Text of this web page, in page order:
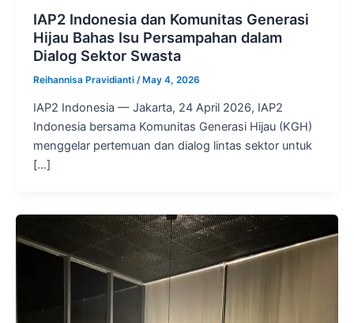
IAP2 Indonesia dan Komunitas Generasi
Hijau Bahas Isu Persampahan dalam
Dialog Sektor Swasta
Reihannisa Pravidianti / May 4, 2026
IAP2 Indonesia — Jakarta, 24 April 2026, IAP2
Indonesia bersama Komunitas Generasi Hijau (KGH)
menggelar pertemuan dan dialog lintas sektor untuk
[…]